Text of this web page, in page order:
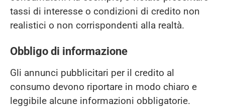
tassi di interesse o condizioni di credito non
realistici o non corrispondenti alla realtà.
Obbligo di informazione
Gli annunci pubblicitari per il credito al
consumo devono riportare in modo chiaro e
leggibile alcune informazioni obbligatorie.